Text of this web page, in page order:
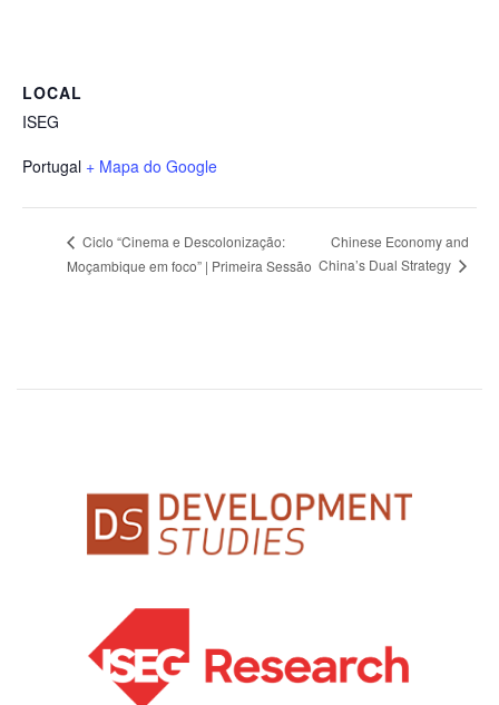
LOCAL
ISEG
Portugal + Mapa do Google
Ciclo “Cinema e Descolonização:
Moçambique em foco” | Primeira Sessão
Chinese Economy and
China’s Dual Strategy